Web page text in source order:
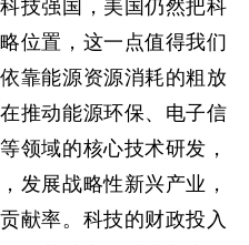
技强国，美国仍然把科
位置，这一点值得我们
靠能源资源消耗的粗放
推动能源环保、电子信
领域的核心技术研发，
发展战略性新兴产业，
献率。科技的财政投入